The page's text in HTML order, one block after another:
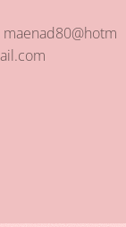
maenad80@hotm
ail.com